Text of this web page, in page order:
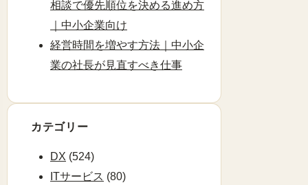
相談で優先順位を決める進め方
｜中小企業向け
経営時間を増やす方法｜中小企
業の社長が見直すべき仕事
カテゴリー
DX (524)
ITサービス (80)